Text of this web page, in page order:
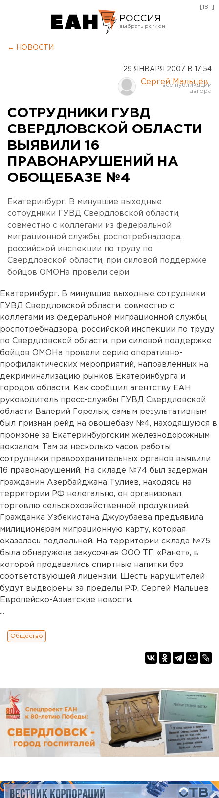
РОССИЯ
Курган
Оренбург
[18+]
← НОВОСТИ
29 ЯНВАРЯ 2007 В 17:54
Сергей Мальцев
СОТРУДНИКИ ГУВД
СВЕРДЛОВСКОЙ ОБЛАСТИ
ВЫЯВИЛИ 16
ПРАВОНАРУШЕНИЙ НА
ОБОЩЕБАЗЕ №4
Екатеринбург. В минувшие выходные
сотрудники ГУВД Свердловской области,
совместно с коллегами из федеральной
миграционной службы, роспотребнадзора,
российской инспекции по труду по
Свердловской области, при силовой поддержке
бойцов ОМОНа провели сери
Екатеринбург. В минувшие выходные сотрудники
ГУВД Свердловской области, совместно с
коллегами из федеральной миграционной службы,
роспотребнадзора, российской инспекции по труду
по Свердловской области, при силовой поддержке
бойцов ОМОНа провели серию оперативно-
профилактических мероприятий, направленных на
декриминализацию рынков Екатеринбурга и
городов области. Как сообщил агентству ЕАН
руководитель пресс-службы ГУВД Свердловской
области Валерий Горелых, самым результативным
был признан рейд на овощебазу №4, находящуюся в
промзоне за Екатеринбургским железнодорожным
вокзалом. Там за несколько часов работы
сотрудники правоохранительных органов выявили
16 правонарушений. На складе №74 был задержан
гражданин Азербайджана Тулиев, находясь на
территории РФ нелегально, он организовал
торговлю сельскохозяйственной продукцией.
Гражданка Узбекистана Джурубаева предъявила
милиционерам миграционную карту, которая
оказалась поддельной. На территории склада №75
была обнаружена закусочная ООО ТП «Ранет», в
которой продавались спиртные напитки без
соответствующей лицензии. Шесть нарушителей
будут выдворены за пределы РФ. Сергей Мальцев
Европейско-Азиатские новости.
...
Общество